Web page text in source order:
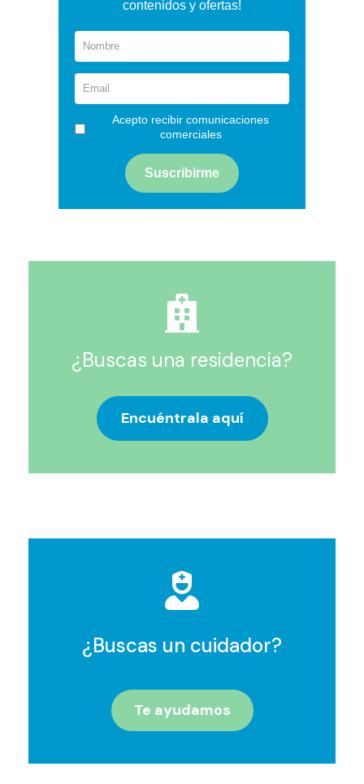
contenidos y ofertas!
Acepto recibir comunicaciones
comerciales
¿Buscas una residencia?
Encuéntrala aquí
¿Buscas un cuidador?
Te ayudamos